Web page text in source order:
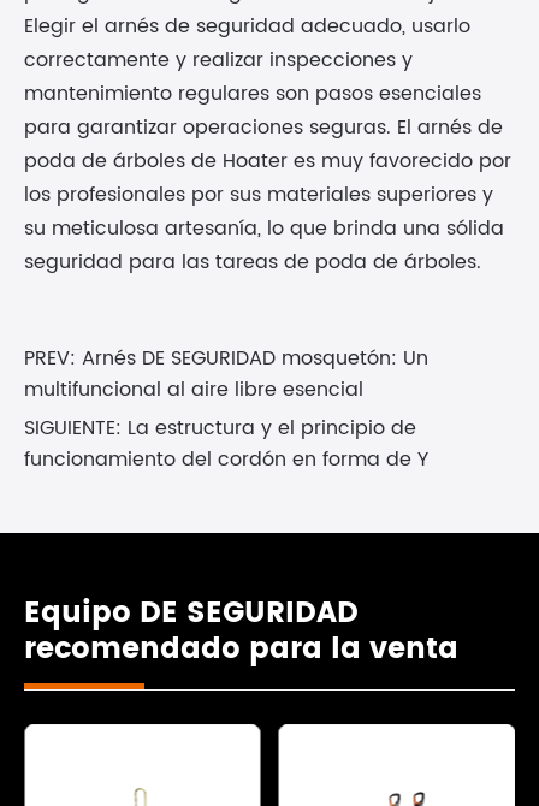
Elegir el arnés de seguridad adecuado, usarlo
correctamente y realizar inspecciones y
mantenimiento regulares son pasos esenciales
para garantizar operaciones seguras. El arnés de
poda de árboles de Hoater es muy favorecido por
los profesionales por sus materiales superiores y
su meticulosa artesanía, lo que brinda una sólida
seguridad para las tareas de poda de árboles.
PREV: Arnés DE SEGURIDAD mosquetón: Un
multifuncional al aire libre esencial
SIGUIENTE: La estructura y el principio de
funcionamiento del cordón en forma de Y
Equipo DE SEGURIDAD
recomendado para la venta